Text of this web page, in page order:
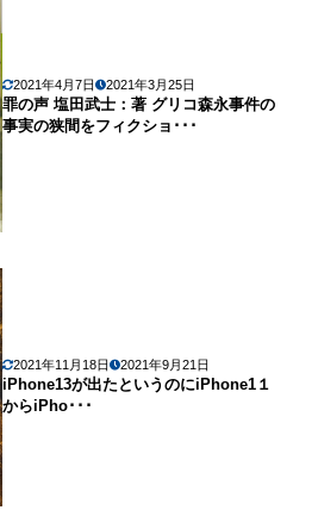
2021年4月7日 2021年3月25日
罪の声 塩田武士：著 グリコ森永事件の
事実の狭間をフィクショ･･･
2021年11月18日 2021年9月21日
iPhone13が出たというのにiPhone1１
からiPho･･･